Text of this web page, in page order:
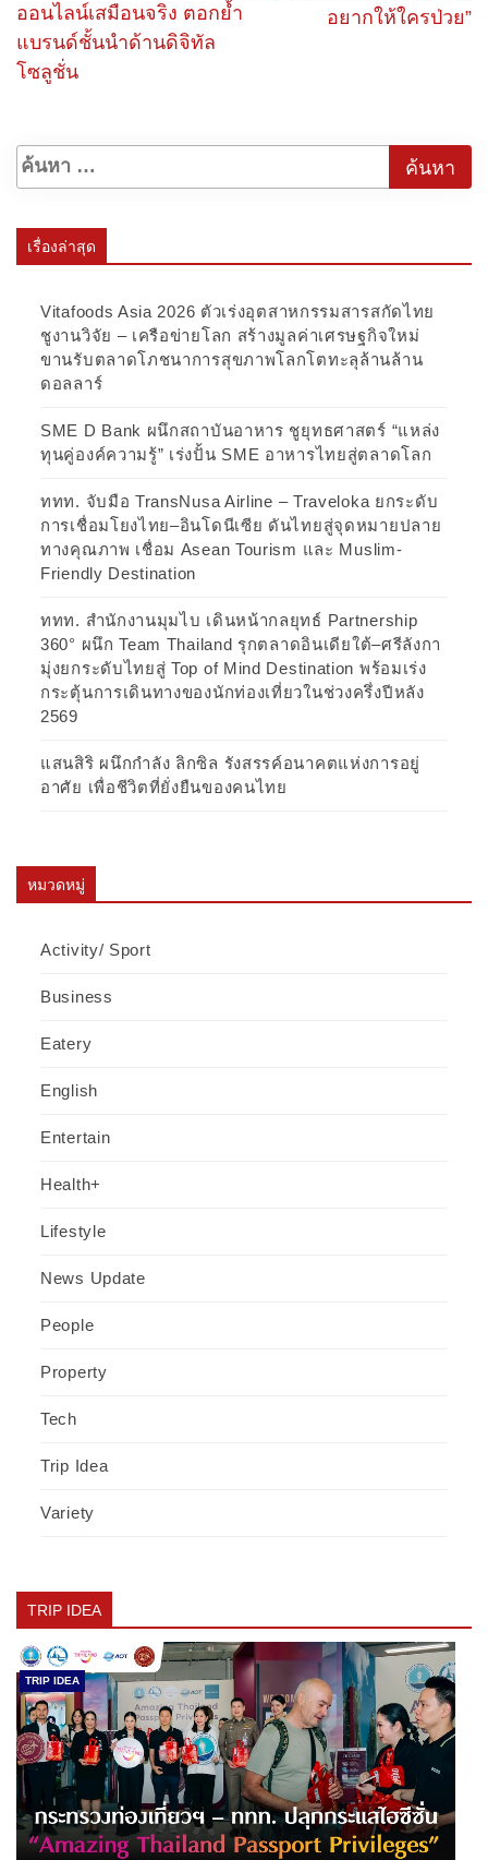
ออนไลน์เสมือนจริง ตอกย้ำ
แบรนด์ชั้นนำด้านดิจิทัล
โซลูชั่น
อยากให้ใครป่วย”
เรื่องล่าสุด
Vitafoods Asia 2026 ตัวเร่งอุตสาหกรรมสารสกัดไทย
ชูงานวิจัย – เครือข่ายโลก สร้างมูลค่าเศรษฐกิจใหม่
ขานรับตลาดโภชนาการสุขภาพโลกโตทะลุล้านล้าน
ดอลลาร์
SME D Bank ผนึกสถาบันอาหาร ชูยุทธศาสตร์ “แหล่ง
ทุนคู่องค์ความรู้” เร่งปั้น SME อาหารไทยสู่ตลาดโลก
ททท. จับมือ TransNusa Airline – Traveloka ยกระดับ
การเชื่อมโยงไทย–อินโดนีเซีย ดันไทยสู่จุดหมายปลาย
ทางคุณภาพ เชื่อม Asean Tourism และ Muslim-
Friendly Destination
ททท. สำนักงานมุมไบ เดินหน้ากลยุทธ์ Partnership
360° ผนึก Team Thailand รุกตลาดอินเดียใต้–ศรีลังกา
มุ่งยกระดับไทยสู่ Top of Mind Destination พร้อมเร่ง
กระตุ้นการเดินทางของนักท่องเที่ยวในช่วงครึ่งปีหลัง
2569
แสนสิริ ผนึกกำลัง ลิกซิล รังสรรค์อนาคตแห่งการอยู่
อาศัย เพื่อชีวิตที่ยั่งยืนของคนไทย
หมวดหมู่
Activity/ Sport
Business
Eatery
English
Entertain
Health+
Lifestyle
News Update
People
Property
Tech
Trip Idea
Variety
TRIP IDEA
TRIP IDEA